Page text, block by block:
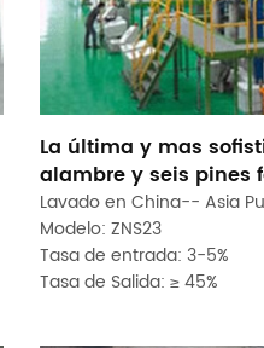
La última y mas
alambre y seis pines
Lavado en China-- Asia
Modelo: ZNS23
Tasa de entrada: 3-5%
Tasa de Salida: ≥ 45%